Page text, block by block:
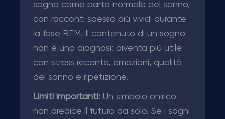
sogno come parte normale del sonno,
con racconti spesso più vividi durante
la fase REM. Il contenuto di un sogno
non è una diagnosi; diventa più utile
con stress recente, emozioni, qualità
del sonno e ripetizione.
Limiti importanti: Un simbolo onirico
non predice il futuro da solo. Se i sogni